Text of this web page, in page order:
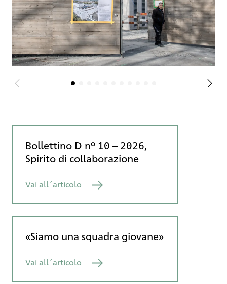
Bollettino D nº 10 – 2026,
Spirito di collaborazione
Vai all´articolo
«Siamo una squadra giovane»
Vai all´articolo